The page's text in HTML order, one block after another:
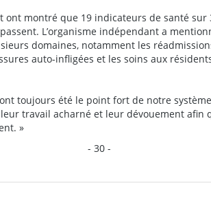
ont montré que 19 indicateurs de santé sur
L’organisme indépendant a
domaines, notamment les
auto-infligées et les soins aux
toujours été le point fort de notre
travail acharné et leur dévouement afin
»
- 30 -